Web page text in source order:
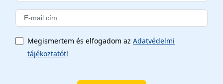
Megismertem és elfogadom az Adatvédelmi
tájékoztatót!